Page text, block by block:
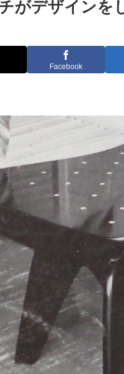
がデザインを
Facebook